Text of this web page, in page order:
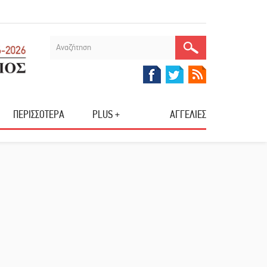
ΠΕΡΙΣΣΟΤΕΡΑ PLUS + ΑΓΓΕΛΙΕΣ